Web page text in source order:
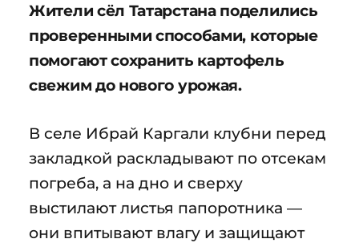
Жители сёл Татарстана поделились
проверенными способами, которые
помогают сохранить картофель
свежим до нового урожая.
В селе Ибрай Каргали клубни перед
закладкой раскладывают по отсекам
погреба, а на дно и сверху
выстилают листья папоротника —
они впитывают влагу и защищают